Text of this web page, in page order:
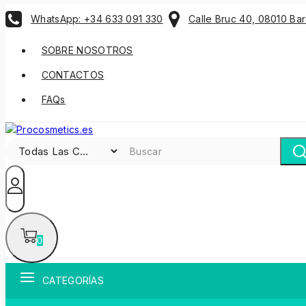
WhatsApp: +34 633 091 330 Calle Bruc 40, 08010
SOBRE NOSOTROS
CONTACTOS
FAQs
0
CATEGORÍAS